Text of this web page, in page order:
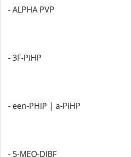
- ALPHA PVP
- 3F-PiHP
- een-PHiP | a-PiHP
- 5-MEO-DIBF